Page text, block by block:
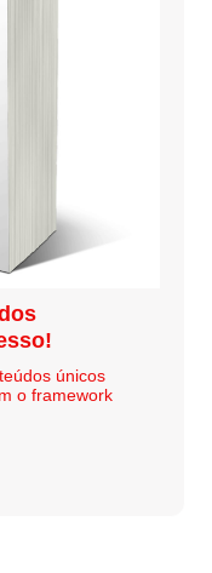
únicos
o framework